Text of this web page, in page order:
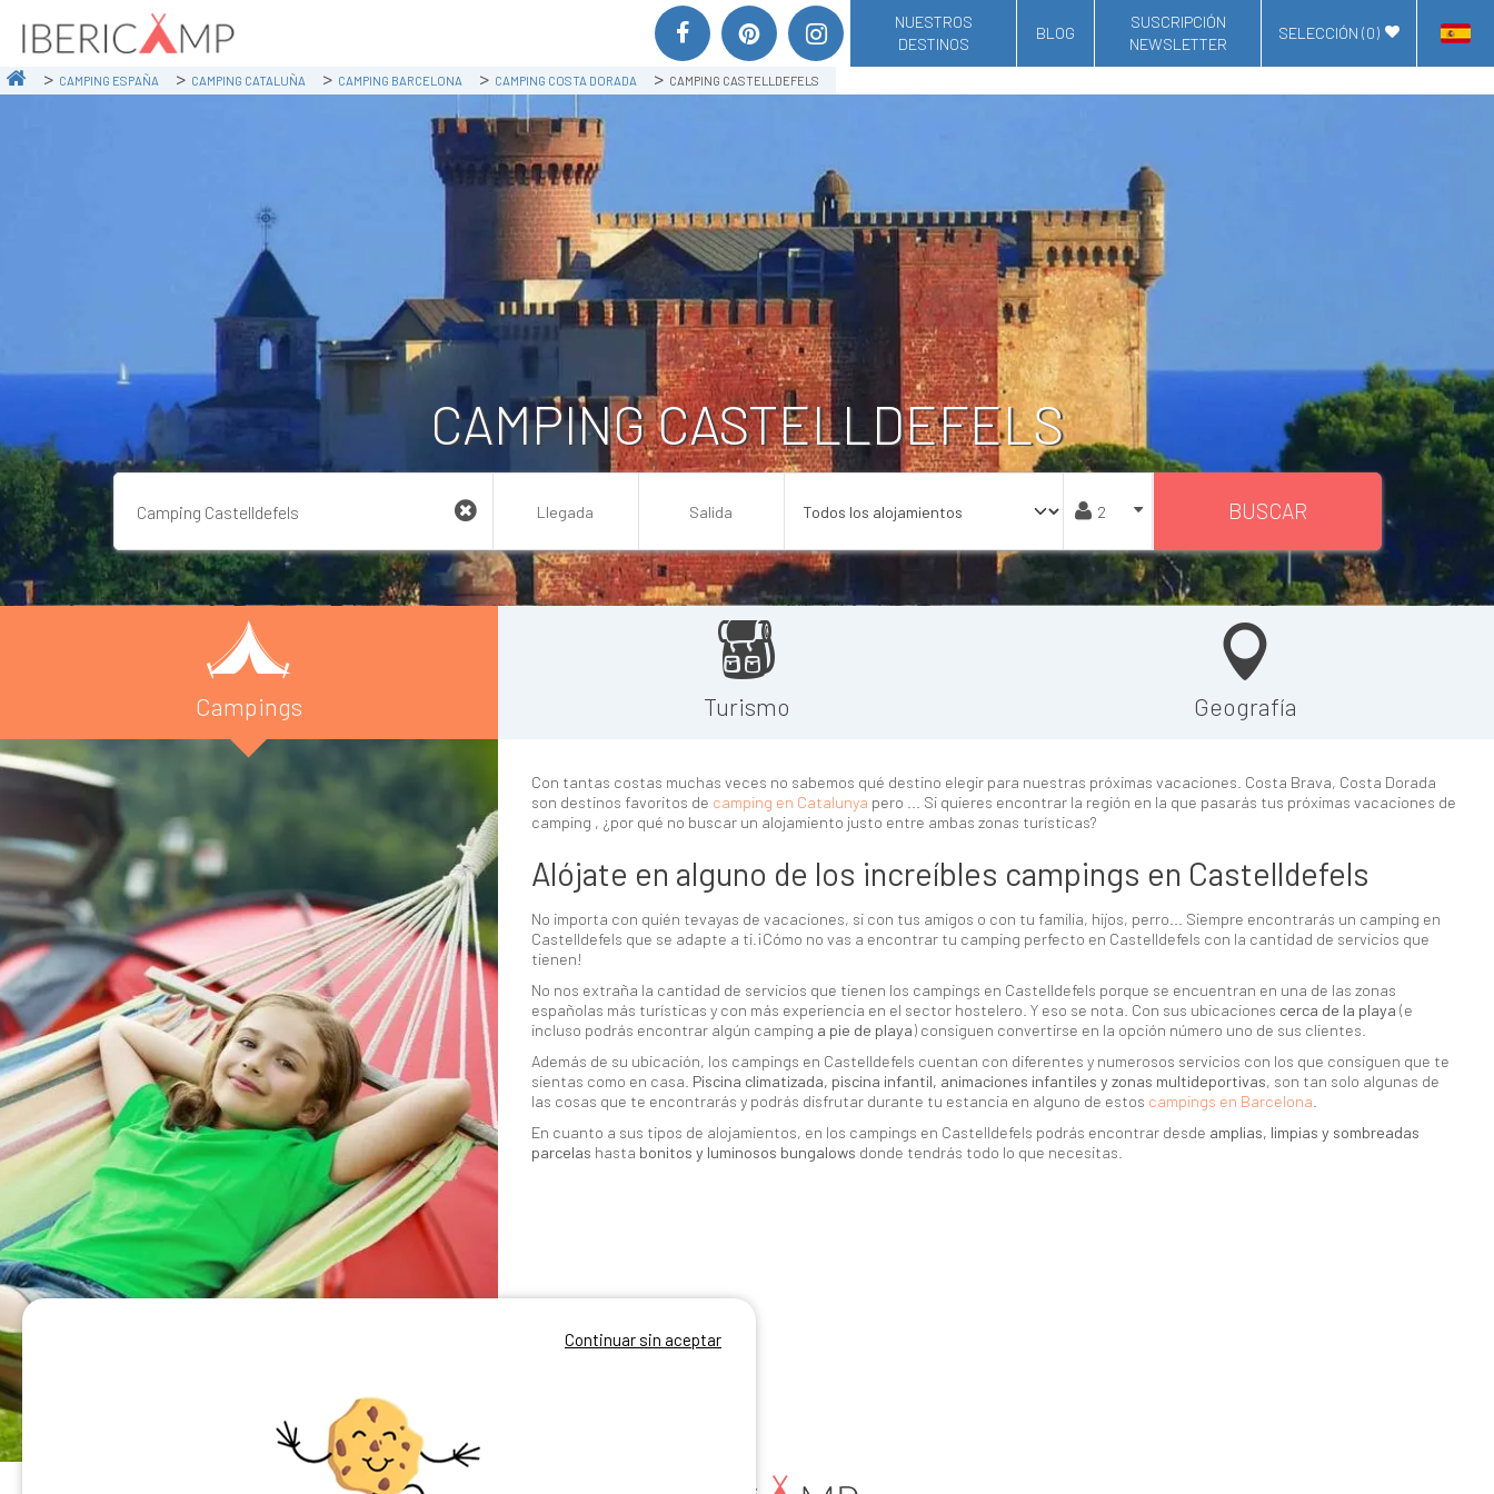
NUESTROS
DESTINOS
BLOG
SUSCRIPCIÓN
NEWSLETTER
SELECCIÓN (0)
CAMPING ESPAÑA CAMPING CATALUÑA CAMPING BARCELONA CAMPING COSTA DORADA CAMPING CASTELLDEFELS
CAMPING CASTELLDEFELS
BUSCAR
Campings Turismo Geografía
Con tantas costas muchas veces no sabemos qué destino elegir para nuestras próximas vacaciones. Costa Brava, Costa Dorada
son destinos favoritos de camping en Catalunya pero ... Si quieres encontrar la región en la que pasarás tus próximas vacaciones de
camping , ¿por qué no buscar un alojamiento justo entre ambas zonas turísticas?
Alójate en alguno de los increíbles campings en Castelldefels
No importa con quién tevayas de vacaciones, si con tus amigos o con tu familia, hijos, perro... Siempre encontrarás un camping en
Castelldefels que se adapte a ti.¡Cómo no vas a encontrar tu camping perfecto en Castelldefels con la cantidad de servicios que
tienen!
No nos extraña la cantidad de servicios que tienen los campings en Castelldefels porque se encuentran en una de las zonas
españolas más turísticas y con más experiencia en el sector hostelero. Y eso se nota. Con sus ubicaciones cerca de la playa (e
incluso podrás encontrar algún camping a pie de playa) consiguen convertirse en la opción número uno de sus clientes.
Además de su ubicación, los campings en Castelldefels cuentan con diferentes y numerosos servicios con los que consiguen que te
sientas como en casa. Piscina climatizada, piscina infantil, animaciones infantiles y zonas multideportivas, son tan solo algunas de
las cosas que te encontrarás y podrás disfrutar durante tu estancia en alguno de estos campings en Barcelona
En cuanto a sus tipos de alojamientos, en los campings en Castelldefels podrás encontrar desde amplias, limpias y sombreadas
parcelas hasta bonitos y luminosos bungalows donde tendrás todo lo que necesitas.
Continuar sin aceptar